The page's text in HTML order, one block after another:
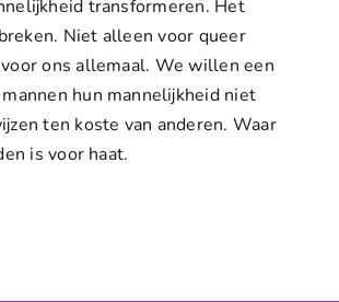
transformeren. Het
Niet alleen voor queer
ons allemaal. We willen een
hun mannelijkheid niet
ten koste van anderen. Waar
is voor haat.